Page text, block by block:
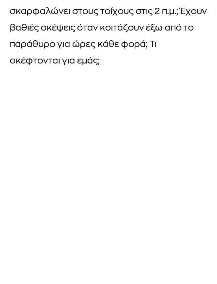
σκαρφαλώνει στους τοίχους στις 2 π.μ.; Έχουν
βαθιές σκέψεις όταν κοιτάζουν έξω από το
παράθυρο για ώρες κάθε φορά; Τι
σκέφτονται για εμάς;